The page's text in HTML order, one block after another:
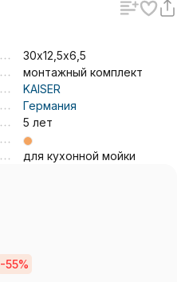
30х12,5х6,5
монтажный комплект
KAISER
Германия
5 лет
для кухонной мойки
-55%